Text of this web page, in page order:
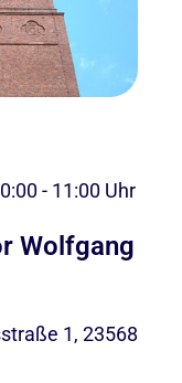
- 11:00 Uhr
Wolfgang
1, 23568